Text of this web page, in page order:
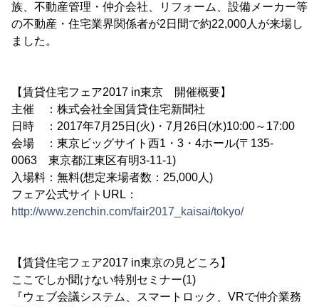
族、不動産管理・仲介会社、リフォーム、設備メーカー等
の不動産・住宅業界関係者が2日間で約22,000人が来場し
ました。
【賃貸住宅フェア2017 in東京 開催概要】
主催 ：株式会社全国賃貸住宅新聞社
日時 ：2017年7月25日(火)・7月26日(水)10:00～17:00
会場 ：東京ビッグサイト西1・3・4ホール(〒135-
0063 東京都江東区有明3-11-1)
入場料：無料(想定来場者数：25,000人)
フェア公式サイトURL：
http://www.zenchin.com/fair2017_kaisai/tokyo/
【賃貸住宅フェア2017 in東京の見どころ】
ここでしか聞けない特別セミナー(1)
『ウェブ会議システム、スマートロック、VRで仲介業務